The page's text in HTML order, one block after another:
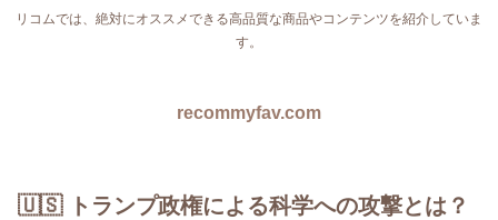
リコムでは、絶対にオススメできる高品質な商品やコンテンツを紹介していま
す。
recommyfav.com
🇺🇸 トランプ政権による科学への攻撃とは？